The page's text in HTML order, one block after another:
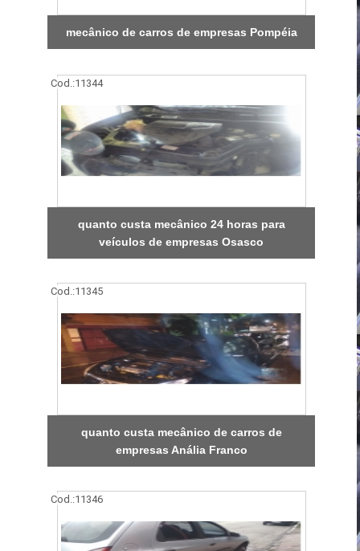
mecânico de carros de empresas Pompéia
Cod.:11344
quanto custa mecânico 24 horas para
veículos de empresas Osasco
Cod.:11345
quanto custa mecânico de carros de
empresas Anália Franco
Cod.:11346